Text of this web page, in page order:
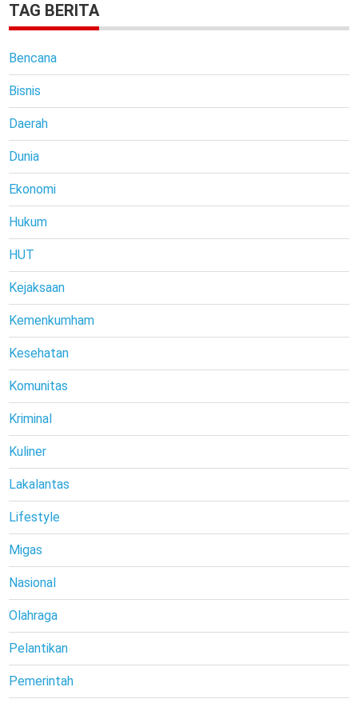
TAG BERITA
Bencana
Bisnis
Daerah
Dunia
Ekonomi
Hukum
HUT
Kejaksaan
Kemenkumham
Kesehatan
Komunitas
Kriminal
Kuliner
Lakalantas
Lifestyle
Migas
Nasional
Olahraga
Pelantikan
Pemerintah